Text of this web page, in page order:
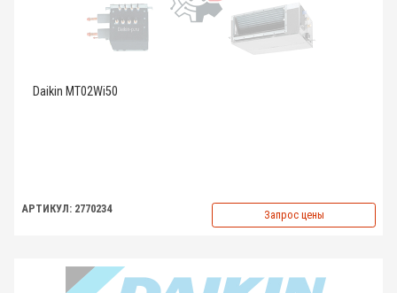
Daikin MT02Wi50
АРТИКУЛ: 2770234 Запрос цены